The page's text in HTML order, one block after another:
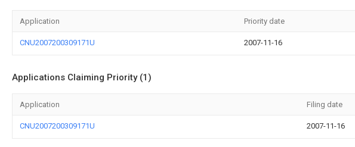
Application Priority date
CNU2007200309171U 2007-11-16
Applications Claiming Priority (1)
Application Filing date
CNU2007200309171U 2007-11-16